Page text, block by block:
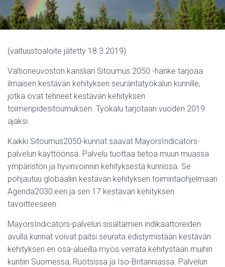
(valtuustoaloite jätetty 18.3.2019)
Valtioneuvoston kanslian Sitoumus 2050 -hanke tarjoaa
ilmaisen kestävän kehityksen seurantatyökalun kunnille,
jotka ovat tehneet kestävän kehityksen
toimenpidesitoumuksen. Työkalu tarjotaan vuoden 2019
ajaksi.
Kaikki Sitoumus2050-kunnat saavat MayorsIndicators-
palvelun käyttöönsä. Palvelu tuottaa tietoa muun muassa
ympäristön ja hyvinvoinnin kehityksestä kunnissa. Se
pohjautuu globaaliin kestävän kehityksen toimintaohjelmaan
Agenda2030:een ja sen 17 kestävän kehityksen
tavoitteeseen.
MayorsIndicators-palvelun sisältämien indikaattoreiden
avulla kunnat voivat paitsi seurata edistymistään kestävän
kehityksen eri osa-alueilla myös verrata kehitystään muihin
kuntiin Suomessa, Ruotsissa ja Iso-Britanniassa. Palvelun